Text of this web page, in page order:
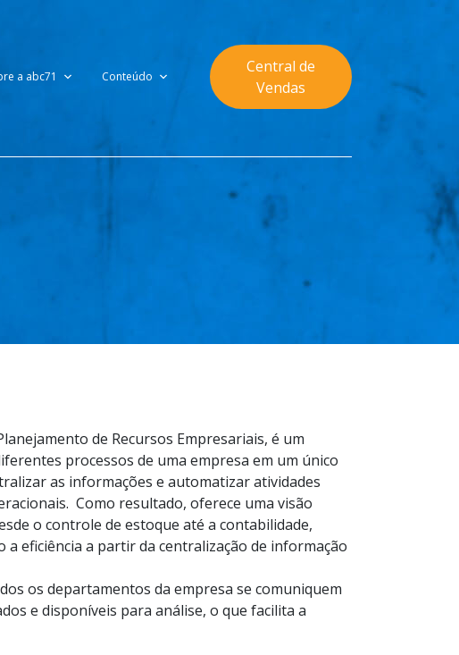
a abc71 Conteúdo
Central de
Vendas
de Recursos Empresariais, é um
processos de uma empresa em um único
as informações e automatizar atividades
Como resultado, oferece uma visão
o controle de estoque até a contabilidade,
eficiência a partir da centralização de informação
os departamentos da empresa se comuniquem
e disponíveis para análise, o que facilita a